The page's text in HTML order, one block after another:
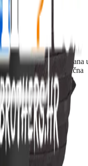
odgovornošću osnovana
na tri ključna